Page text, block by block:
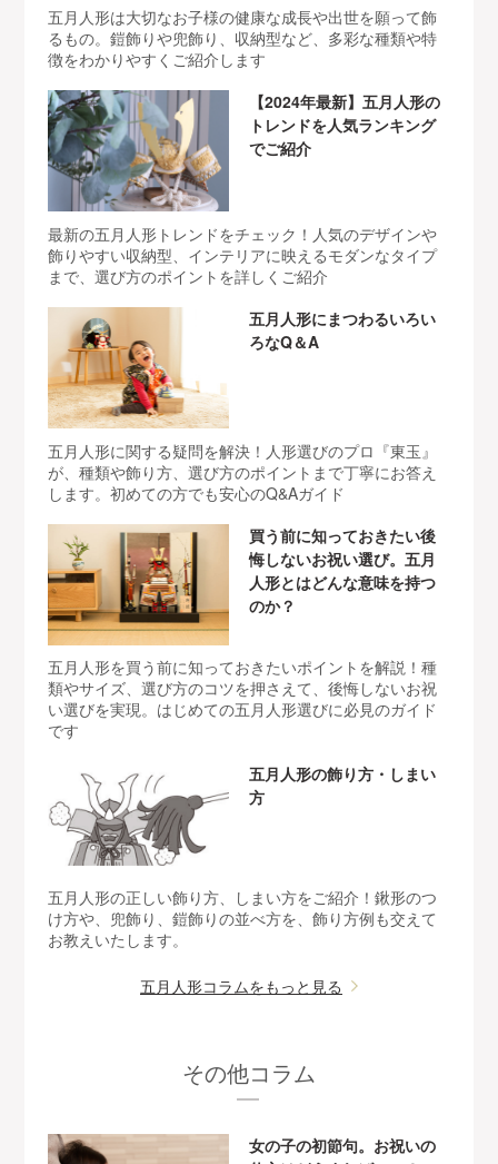
五月人形は大切なお子様の健康な成長や出世を願って飾
るもの。鎧飾りや兜飾り、収納型など、多彩な種類や特
徴をわかりやすくご紹介します
【2024年最新】五月人形の
トレンドを人気ランキング
でご紹介
最新の五月人形トレンドをチェック！人気のデザインや
飾りやすい収納型、インテリアに映えるモダンなタイプ
まで、選び方のポイントを詳しくご紹介
五月人形にまつわるいろい
ろなQ＆A
五月人形に関する疑問を解決！人形選びのプロ『東玉』
が、種類や飾り方、選び方のポイントまで丁寧にお答え
します。初めての方でも安心のQ&Aガイド
買う前に知っておきたい後
悔しないお祝い選び。五月
人形とはどんな意味を持つ
のか？
五月人形を買う前に知っておきたいポイントを解説！種
類やサイズ、選び方のコツを押さえて、後悔しないお祝
い選びを実現。はじめての五月人形選びに必見のガイド
です
五月人形の飾り方・しまい
方
五月人形の正しい飾り方、しまい方をご紹介！鍬形のつ
け方や、兜飾り、鎧飾りの並べ方を、飾り方例も交えて
お教えいたします。
五月人形コラムをもっと見る
その他コラム
女の子の初節句。お祝いの